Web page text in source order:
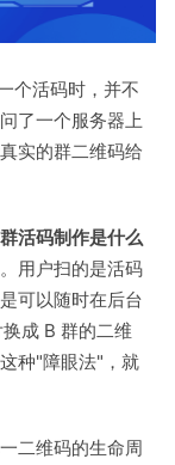
个活码时，并不
了一个服务器上
实的群二维码给
活码制作是什么
用户扫的是活码
可以随时在后台
成 B 群的二维
种"障眼法"，就
二维码的生命周